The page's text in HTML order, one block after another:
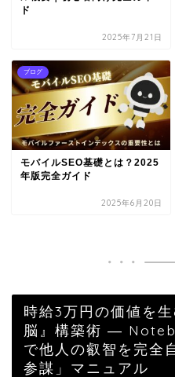
ド
2025年7月21日
ブログ
モバイルSEO基礎とは？2025
年版完全ガイド
2025年6月20日
時給3万円の価値を
脳』構築術 ―
で他人の叡智を完全
参謀」マニュアル